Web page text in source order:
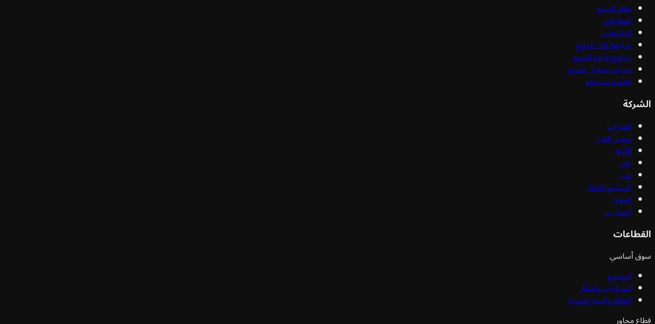
نظام المنتج
القطاعات
التكليفات
مراجعة قرار المنتج
برنامج قيادة المنتج
شريك تشغيل المنتج
ناقشوا منتجكم
الشركة
القدرات
مختبر القرار
الأدلة
رؤى
عني
التسليم والثقة
الموارد
اتصل بي
القطاعات
سوق أساسي
التصنيع
السيارات والتنقّل
الطاقة والبنية التحتية